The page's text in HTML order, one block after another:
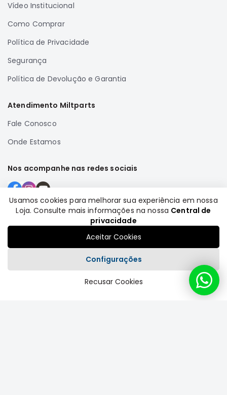
SPORT
Pajero
Lancer
Vídeo Institucional
Como Comprar
Política de Privacidade
Segurança
Política de Devolução e Garantia
Atendimento Miltparts
Fale Conosco
Onde Estamos
Nos acompanhe nas redes sociais
Formas de pagamento
Plataforma
Usamos cookies para melhorar sua experiência em nossa
Loja. Consulte mais informações na nossa Central de
privacidade
Aceitar Cookies
Configurações
Recusar Cookies